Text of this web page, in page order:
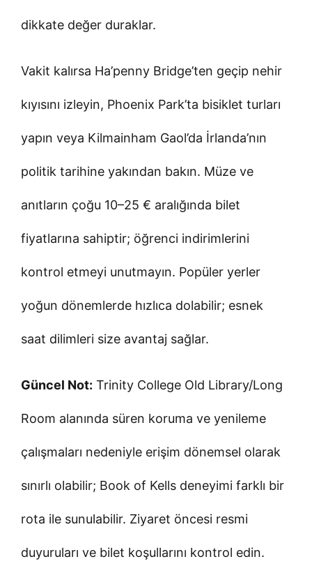
dikkate değer duraklar.
Vakit kalırsa Ha’penny Bridge’ten geçip nehir
kıyısını izleyin, Phoenix Park’ta bisiklet turları
yapın veya Kilmainham Gaol’da İrlanda’nın
politik tarihine yakından bakın. Müze ve
anıtların çoğu 10–25 € aralığında bilet
fiyatlarına sahiptir; öğrenci indirimlerini
kontrol etmeyi unutmayın. Popüler yerler
yoğun dönemlerde hızlıca dolabilir; esnek
saat dilimleri size avantaj sağlar.
Güncel Not: Trinity College Old Library/Long
Room alanında süren koruma ve yenileme
çalışmaları nedeniyle erişim dönemsel olarak
sınırlı olabilir; Book of Kells deneyimi farklı bir
rota ile sunulabilir. Ziyaret öncesi resmi
duyuruları ve bilet koşullarını kontrol edin.